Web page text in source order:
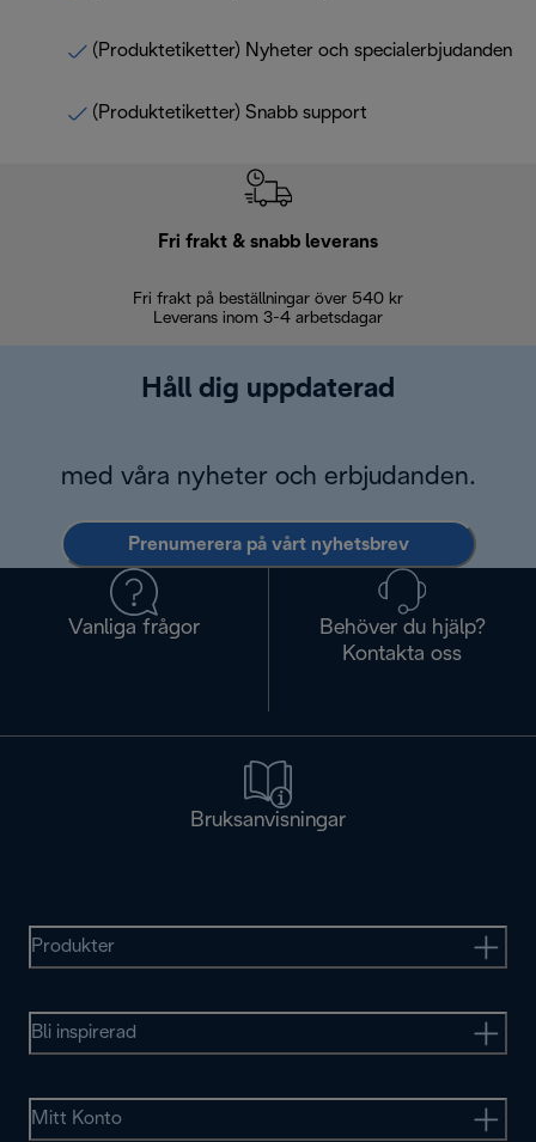
(Produktetiketter) Nyheter och specialerbjudanden
(Produktetiketter) Snabb support
Fri frakt & snabb leverans
Fri frakt på beställningar över 540 kr
Leverans inom 3-4 arbetsdagar
Håll dig uppdaterad
med våra nyheter och erbjudanden.
Prenumerera på vårt nyhetsbrev
Vanliga frågor
Behöver du hjälp?
Kontakta oss
Bruksanvisningar
Produkter
Bli inspirerad
Mitt Konto